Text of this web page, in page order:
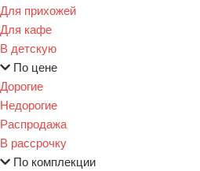
Для прихожей
Для кафе
В детскую
По цене
Дорогие
Недорогие
Распродажа
В рассрочку
По комплекции